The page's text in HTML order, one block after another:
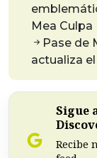
Mea Culpa
Pase de
actualiza
Sigue
Recibe